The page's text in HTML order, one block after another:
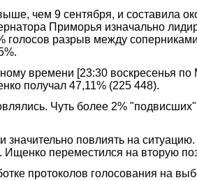
чем 9 сентября, и составила
Приморья изначально
разрыв между
времени [23:30 воскресенья по
получал 47,11% (225 448).
Чуть более 2%
повлиять на
переместился на вторую
протоколов голосования на